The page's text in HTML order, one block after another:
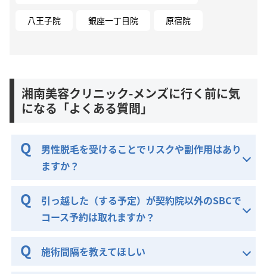
八王子院 銀座一丁目院 原宿院
湘南美容クリニック-メンズに行く前に気
になる「よくある質問」
男性脱毛を受けることでリスクや副作用はあり
ますか？
引っ越した（する予定）が契約院以外のSBCで
コース予約は取れますか？
施術間隔を教えてほしい